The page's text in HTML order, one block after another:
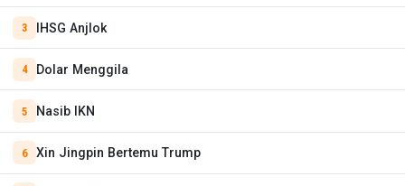
IHSG Anjlok
Dolar Menggila
Nasib IKN
Xin Jingpin Bertemu Trump